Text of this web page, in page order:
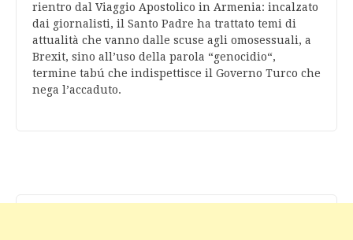
rientro dal Viaggio Apostolico in Armenia: incalzato
dai giornalisti, il Santo Padre ha trattato temi di
attualità che vanno dalle scuse agli omosessuali, a
Brexit, sino all’uso della parola “genocidio“,
termine tabú che indispettisce il Governo Turco che
nega l’accaduto.